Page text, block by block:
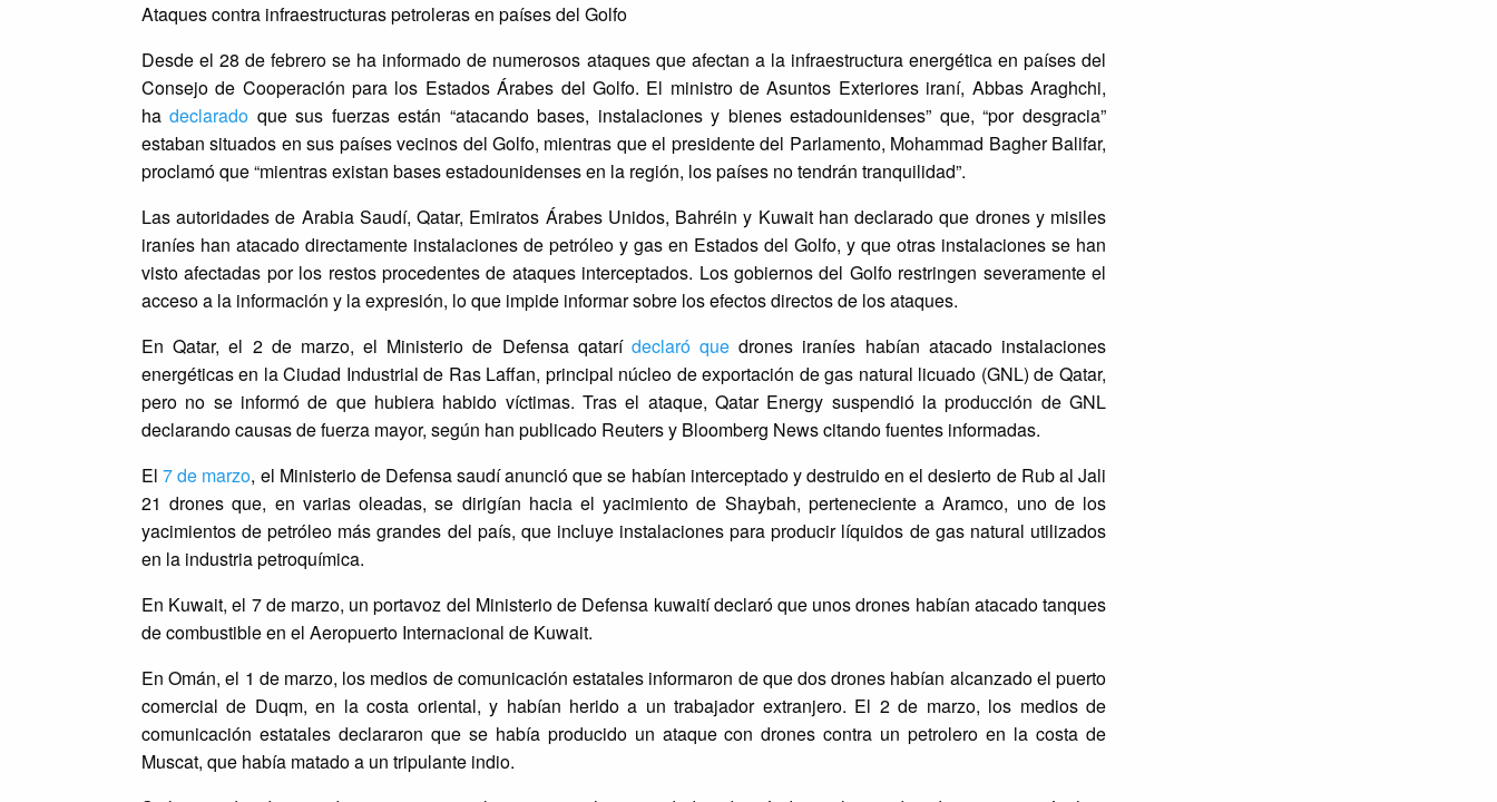
Ataques contra infraestructuras petroleras en países del Golfo
Desde el 28 de febrero se ha informado de numerosos ataques que afectan a la infraestructura energética en países del
Consejo de Cooperación para los Estados Árabes del Golfo. El ministro de Asuntos Exteriores iraní, Abbas Araghchi,
hadeclarado que sus fuerzas están “atacando bases, instalaciones y bienes estadounidenses” que, “por desgracia”
estaban situados en sus países vecinos del Golfo, mientras que el presidente del Parlamento, Mohammad Bagher Balifar,
proclamó que “mientras existan bases estadounidenses en la región, los países no tendrán tranquilidad”.
Las autoridades de Arabia Saudí, Qatar, Emiratos Árabes Unidos, Bahréin y Kuwait han declarado que drones y misiles
iraníes han atacado directamente instalaciones de petróleo y gas en Estados del Golfo, y que otras instalaciones se han
visto afectadas por los restos procedentes de ataques interceptados. Los gobiernos del Golfo restringen severamente el
acceso a la información y la expresión, lo que impide informar sobre los efectos directos de los ataques.
En Qatar, el 2 de marzo, el Ministerio de Defensa qatarí declaró que drones iraníes habían atacado instalaciones
energéticas en la Ciudad Industrial de Ras Laffan, principal núcleo de exportación de gas natural licuado (GNL) de Qatar,
pero no se informó de que hubiera habido víctimas. Tras el ataque, Qatar Energy suspendió la producción de GNL
declarando causas de fuerza mayor, según han publicado Reuters y Bloomberg News citando fuentes informadas.
El7 de marzo, el Ministerio de Defensa saudí anunció que se habían interceptado y destruido en el desierto de Rub al Jali
21 drones que, en varias oleadas, se dirigían hacia el yacimiento de Shaybah, perteneciente a Aramco, uno de los
yacimientos de petróleo más grandes del país, que incluye instalaciones para producir líquidos de gas natural utilizados
en la industria petroquímica.
En Kuwait, el 7 de marzo, un portavoz del Ministerio de Defensa kuwaití declaró que unos drones habían atacado tanques
de combustible en el Aeropuerto Internacional de Kuwait.
En Omán, el 1 de marzo, los medios de comunicación estatales informaron de que dos drones habían alcanzado el puerto
comercial de Duqm, en la costa oriental, y habían herido a un trabajador extranjero. El 2 de marzo, los medios de
comunicación estatales declararon que se había producido un ataque con drones contra un petrolero en la costa de
Muscat, que había matado a un tripulante indio.